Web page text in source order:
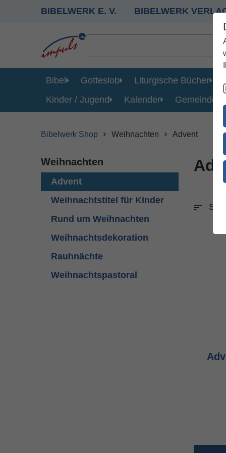
BIBELWERK E. V. BIBELWERK
Bibel Gotteslob Liturgische Bücher
Kinder / Jugend
Kalender Gemeinde
Bibelwerk Shop Weihnachten Advent
Weihnachten
Advent
Weihnachtstitel für Kinder
Rund um Weihnachten
Weihnachtsdekoration
Rauhnächte
Weihnachtspastoral